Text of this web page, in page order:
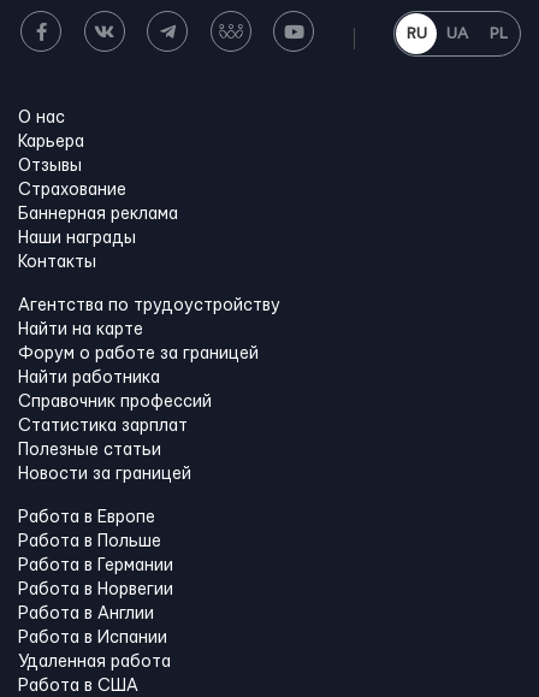
RU UA PL
О нас
Карьера
Отзывы
Страхование
Баннерная реклама
Наши награды
Контакты
Агентства по трудоустройству
Найти на карте
Форум о работе за границей
Найти работника
Справочник профессий
Статистика зарплат
Полезные статьи
Новости за границей
Работа в Европе
Работа в Польше
Работа в Германии
Работа в Норвегии
Работа в Англии
Работа в Испании
Удаленная работа
Работа в США